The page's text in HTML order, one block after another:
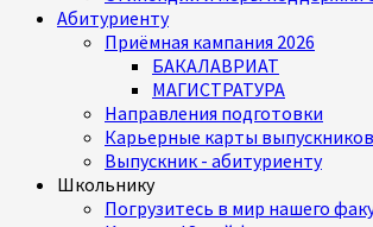
Абитуриенту
Приёмная кампания 2026
БАКАЛАВРИАТ
МАГИСТРАТУРА
Направления подготовки
Карьерные карты выпускников
Выпускник - абитуриенту
Школьнику
Погрузитесь в мир нашего